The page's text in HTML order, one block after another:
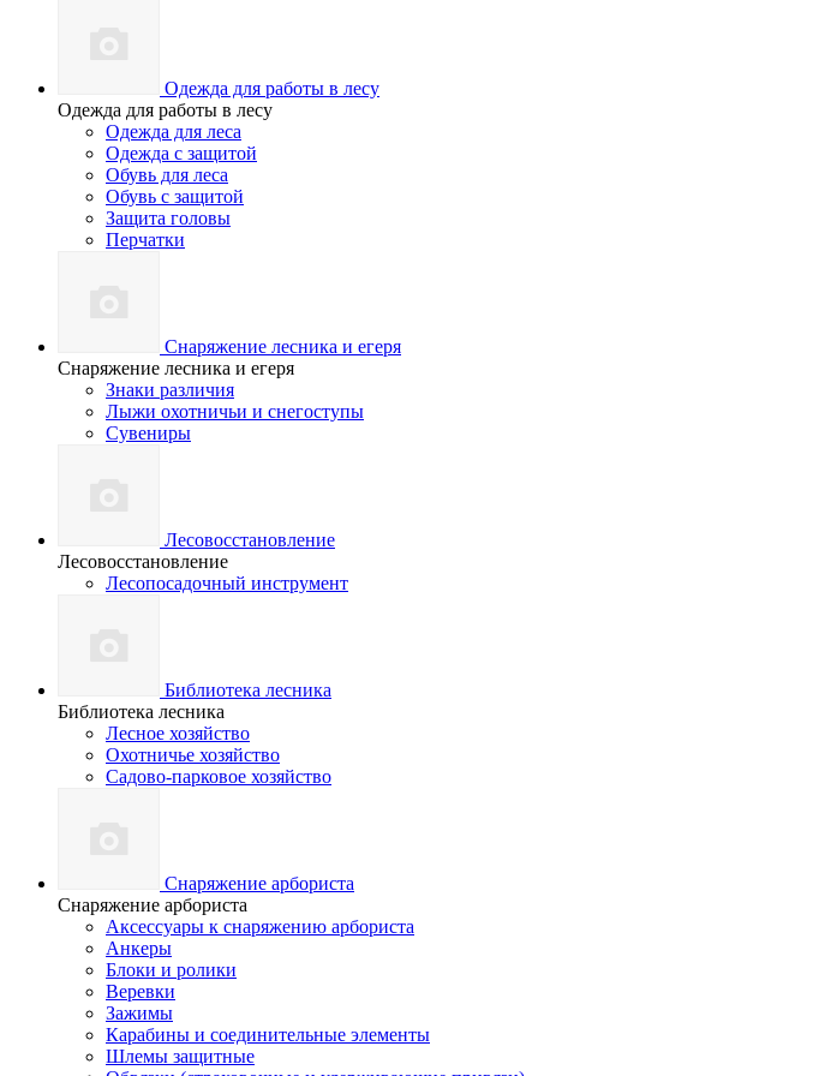
Одежда для работы в лесу
Одежда для работы в лесу
Одежда для леса
Одежда с защитой
Обувь для леса
Обувь с защитой
Защита головы
Перчатки
Снаряжение лесника и егеря
Снаряжение лесника и егеря
Знаки различия
Лыжи охотничьи и снегоступы
Сувениры
Лесовосстановление
Лесовосстановление
Лесопосадочный инструмент
Библиотека лесника
Библиотека лесника
Лесное хозяйство
Охотничье хозяйство
Садово-парковое хозяйство
Снаряжение арбориста
Снаряжение арбориста
Аксессуары к снаряжению арбориста
Анкеры
Блоки и ролики
Веревки
Зажимы
Карабины и соединительные элементы
Шлемы защитные